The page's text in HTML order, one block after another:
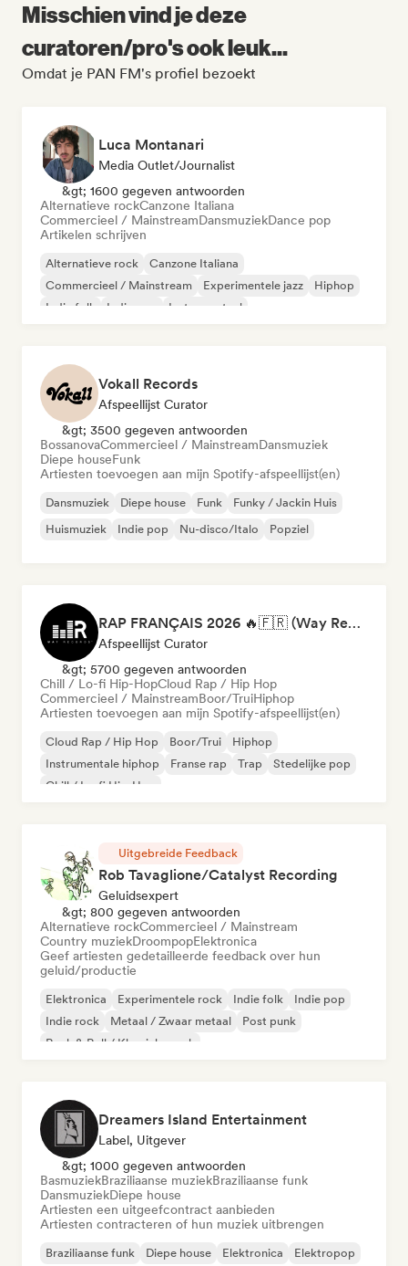
Misschien vind je deze
curatoren/pro's ook leuk...
Omdat je PAN FM's profiel bezoekt
Luca Montanari
Media Outlet/Journalist
&gt; 1600 gegeven antwoorden
Alternatieve rockCanzone Italiana
Commercieel / MainstreamDansmuziekDance pop
Artikelen schrijven
Alternatieve rock
Canzone Italiana
Commercieel / Mainstream
Experimentele jazz
Hiphop
Indie folk
Indie pop Instrumentaal
Vokall Records
Afspeellijst Curator
&gt; 3500 gegeven antwoorden
BossanovaCommercieel / MainstreamDansmuziek
Diepe houseFunk
Artiesten toevoegen aan mijn Spotify-afspeellijst(en)
Dansmuziek Diepe house Funk
Funky / Jackin Huis
Huismuziek
Indie pop Nu-disco/Italo Popziel
RAP FRANÇAIS 2026 🔥🇫🇷 (Way Records)
Afspeellijst Curator
&gt; 5700 gegeven antwoorden
Chill / Lo-fi Hip-HopCloud Rap / Hip Hop
Commercieel / MainstreamBoor/TruiHiphop
Artiesten toevoegen aan mijn Spotify-afspeellijst(en)
Cloud Rap / Hip Hop Boor/Trui
Hiphop
Instrumentale hiphop
Franse rap Trap
Stedelijke pop
Chill / Lo-fi Hip-Hop
Uitgebreide Feedback
Rob Tavaglione/Catalyst Recording
Geluidsexpert
&gt; 800 gegeven antwoorden
Alternatieve rockCommercieel / Mainstream
Country muziekDroompopElektronica
Geef artiesten gedetailleerde feedback over hun
geluid/productie
Elektronica Experimentele rock Indie folk
Indie pop
Indie rock
Metaal / Zwaar metaal
Post punk
Rock & Roll / Klassieke rock
Dreamers Island Entertainment
Label, Uitgever
&gt; 1000 gegeven antwoorden
BasmuziekBraziliaanse muziekBraziliaanse funk
DansmuziekDiepe house
Artiesten een uitgeefcontract aanbieden
Artiesten contracteren of hun muziek uitbrengen
Braziliaanse funk Diepe house Elektronica
Elektropop